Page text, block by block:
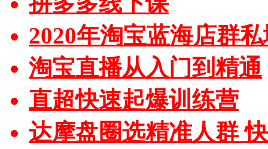
2020年淘宝蓝海店群
淘宝直播从入门到精通
直超快速起爆训练营
达摩盘圈选精准人群